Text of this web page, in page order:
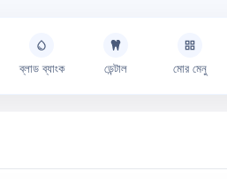
ব্লাড ব্যাংক ডেন্টাল মোর মেনু